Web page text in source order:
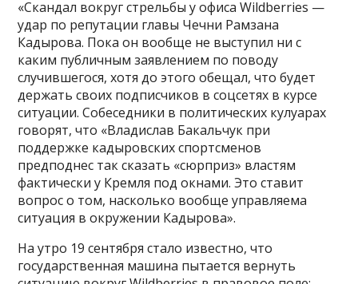
«Скандал вокруг стрельбы у офиса Wildberries —
удар по репутации главы Чечни Рамзана
Кадырова. Пока он вообще не выступил ни с
каким публичным заявлением по поводу
случившегося, хотя до этого обещал, что будет
держать своих подписчиков в соцсетях в курсе
ситуации. Собеседники в политических кулуарах
говорят, что «Владислав Бакальчук при
поддержке кадыровских спортсменов
предподнес так сказать «сюрприз» властям
фактически у Кремля под окнами. Это ставит
вопрос о том, насколько вообще управляема
ситуация в окружении Кадырова».
На утро 19 сентября стало известно, что
государственная машина пытается вернуть